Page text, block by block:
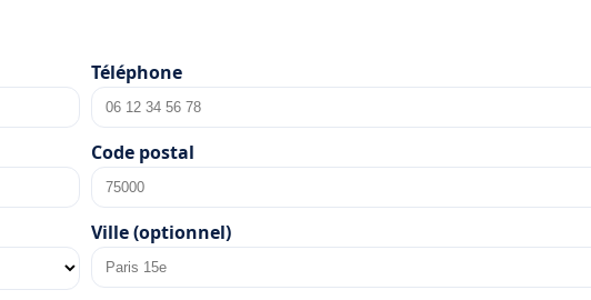
Téléphone
Code postal
Ville (optionnel)